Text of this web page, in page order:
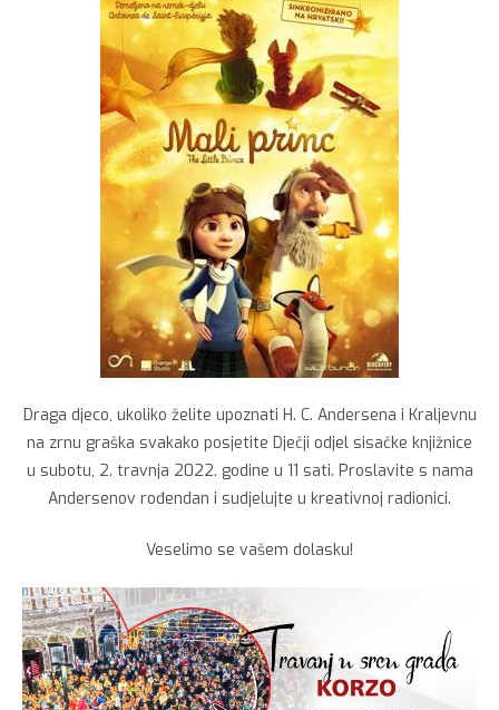
Draga djeco, ukoliko želite upoznati H. C. Andersena i Kraljevnu
na zrnu graška svakako posjetite Dječji odjel sisačke knjižnice
u subotu, 2. travnja 2022. godine u 11 sati. Proslavite s nama
Andersenov rođendan i sudjelujte u kreativnoj radionici.
Veselimo se vašem dolasku!